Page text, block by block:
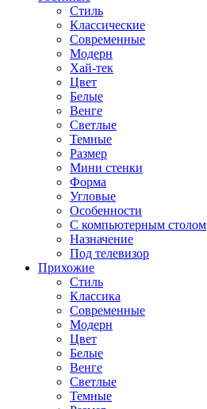
Стиль
Классические
Современные
Модерн
Хай-тек
Цвет
Белые
Венге
Светлые
Темные
Размер
Мини стенки
Форма
Угловые
Особенности
С компьютерным столом
Назначение
Под телевизор
Прихожие
Стиль
Классика
Современные
Модерн
Цвет
Белые
Венге
Светлые
Темные